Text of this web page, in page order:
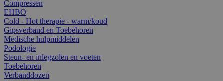
Compressen
EHBO
Cold - Hot therapie - warm/koud
Gipsverband en Toebehoren
Medische hulpmiddelen
Podologie
Steun- en inlegzolen en voeten
Toebehoren
Verbanddozen